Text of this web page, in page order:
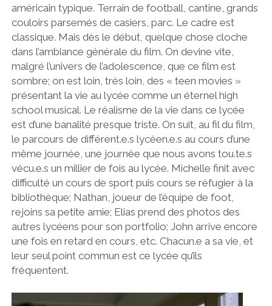
américain typique. Terrain de football, cantine, grands
couloirs parsemés de casiers, parc. Le cadre est
classique. Mais dès le début, quelque chose cloche
dans l’ambiance générale du film. On devine vite,
malgré l’univers de l’adolescence, que ce film est
sombre; on est loin, très loin, des « teen movies »
présentant la vie au lycée comme un éternel high
school musical. Le réalisme de la vie dans ce lycée
est d’une banalité presque triste. On suit, au fil du film,
le parcours de différent.e.s lycéen.e.s au cours d’une
même journée, une journée que nous avons tou.te.s
vécu.e.s un millier de fois au lycée. Michelle finit avec
difficulté un cours de sport puis cours se réfugier à la
bibliothèque; Nathan, joueur de l’équipe de foot,
rejoins sa petite amie; Elias prend des photos des
autres lycéens pour son portfolio; John arrive encore
une fois en retard en cours, etc. Chacun.e a sa vie, et
leur seul point commun est ce lycée qu’ils
fréquentent.